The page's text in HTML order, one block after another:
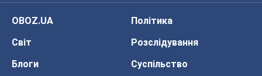
OBOZ.UA
Політика
Світ
Розслідування
Блоги
Суспільство